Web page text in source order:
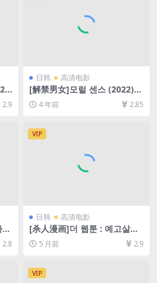
2.9
日韩 高清电影
[解禁男女]모럴 센스 (2022)
[百度网盘+迅雷云盘资源1080
P超清未删减][MP4/7.7GB][韩
语中字]
4 年前 2.85
2.8
VIP
日韩 高清电影
[杀人漫画]더 웹툰 : 예고살인
(2013)[百度网盘+夸克网盘10
80P超清未删减资源][网盘在
文字幕]
5 月前 2.9
VIP